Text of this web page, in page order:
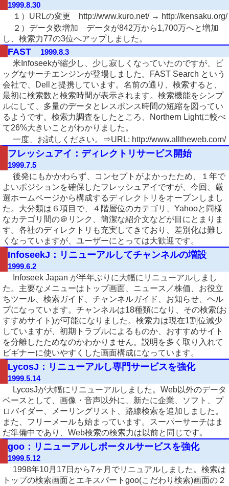
1999.8.30
１）URLの変更 http://www.kuro.net/ → http://kensaku.org/
２）データ数増加 データが842万から1,700万へと増加
し、検索力77の3位へアップしました。
FAST
1999.8.3
米Infoseekが縮少し、少し寂しくなっていたのですが、ビ
ッグなサーチエンジンが登場しました。FAST Search という
会社で、Dellと提携しています。名前の通り、検索すると、
最初に検索数と検索時間が表示されます。検索機能をシンプ
ルにして、多量のデータとレスポンス時間の短縮を図ってい
るようです。検索力調査をしたところ、Northern Lightに較べ
て26%大きいことがわかりました。
一度、お試しください。⇒URL: http://www.alltheweb.com/
フレッシュアイ：ディレクトリサービス開始
1999.7.5
後発にもかかわらず、コンセプトがよかったため、１年で
よいポジションを確保したフレッシュアイですが、今回、厳
選ホームページから構成するディレクトリをオープンしまし
た。大分類は６項目で、４階層位のカテゴリ、Yahooと同様
なカテゴリ間の＠リンク、簡潔な紹介文などが目にとまりま
す。各社のディレクトリも充実してきており、差別化は難し
くなっていますが、ユーザーにとっては大歓迎です。
InfoseekJ：リニューアルしてチャンネルの増設
1999.6.2
Infoseek Japan が半年ぶりに大幅にリニューアルしまし
た。主要なメニューはトップ画面、ニュース／株価、お役立
ちツール、検索ガイド、チャンネルガイド、お知らせ、ヘル
プになっています。チャンネルは18種類になり、その検索(お
すすめサイト)が可能になりました。検索力は現在1割位減少
していますが、初期トラブルによるものか、おすすめサイト
を分離したためなのかわかりません。説明を多く取り入れて
ビギナーに使いやすくした画面構成になっています。
LycosJ：リニューアルし専門サービスを強化
1999.5.14
LycosJが大幅にリニューアルしました。Web以外のデータ
ベースとして、画像・音声以外に、新たに企業、ソフト、プ
ロバイダー、メーリングリスト、路線検索を追加しました。
また、フリーメールも始まっています。スーパーサーチはま
だ準備中であり、Web検索の検索力は以前と同じです。
goo：リニューアルしポータルサービスを強化
1999.5.12
1998年10月17日から7ヶ月でリニュアルしました。検索は
トップの検索画面とエキスパートgoo(こだわり検索)画面の２